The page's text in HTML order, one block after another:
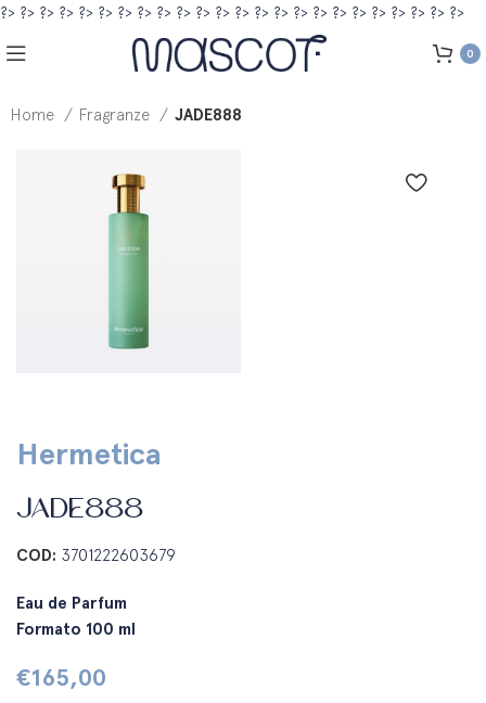
?> ?> ?> ?> ?> ?> ?> ?> ?> ?> ?> ?> ?> ?> ?> ?> ?> ?> ?> ?> ?> ?> ?> ?>
0
Home Fragranze JADE888
Hermetica
JADE888
COD: 3701222603679
Eau de Parfum
Formato 100 ml
€165,00